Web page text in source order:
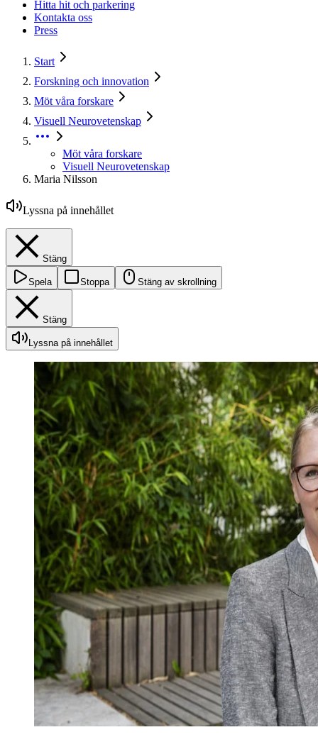
Hitta hit och parkering
Kontakta oss
Press
Start
Forskning och innovation
Möt våra forskare
Visuell Neurovetenskap
Möt våra forskare
Visuell Neurovetenskap
Maria Nilsson
Lyssna på innehållet
Stäng
Spela Stoppa Stäng av skrollning
Stäng
Lyssna på innehållet